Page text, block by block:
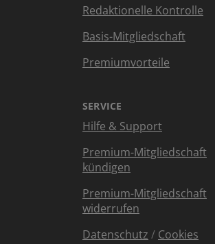
Redaktionelle Kontrolle
Basis-Mitgliedschaft
Premiumvorteile
SERVICE
Hilfe & Support
Premium-Mitgliedschaft
kündigen
Premium-Mitgliedschaft
widerrufen
Datenschutz / Cookies